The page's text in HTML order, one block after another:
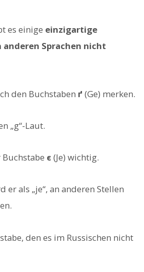
es einige einzigartige
anderen Sprachen nicht
den Buchstaben ґ (Ge) merken.
„g“-Laut.
є (Je) wichtig.
er als „je“, an anderen Stellen
den es im Russischen nicht